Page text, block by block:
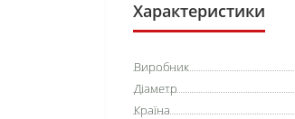
Характеристики
Виробник
Діаметр
Країна